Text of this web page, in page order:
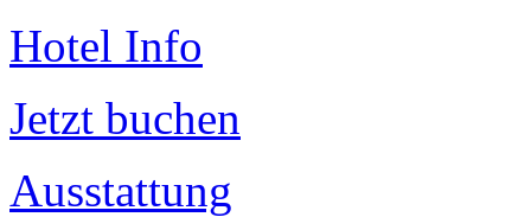
Hotel Info
Jetzt buchen
Ausstattung